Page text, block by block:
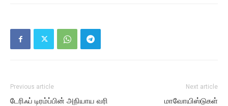
Previous article
டேரிஃப் டிரம்ப்பின் அநியாய வரி
Next article
மாவோயிஸ்டுகள்